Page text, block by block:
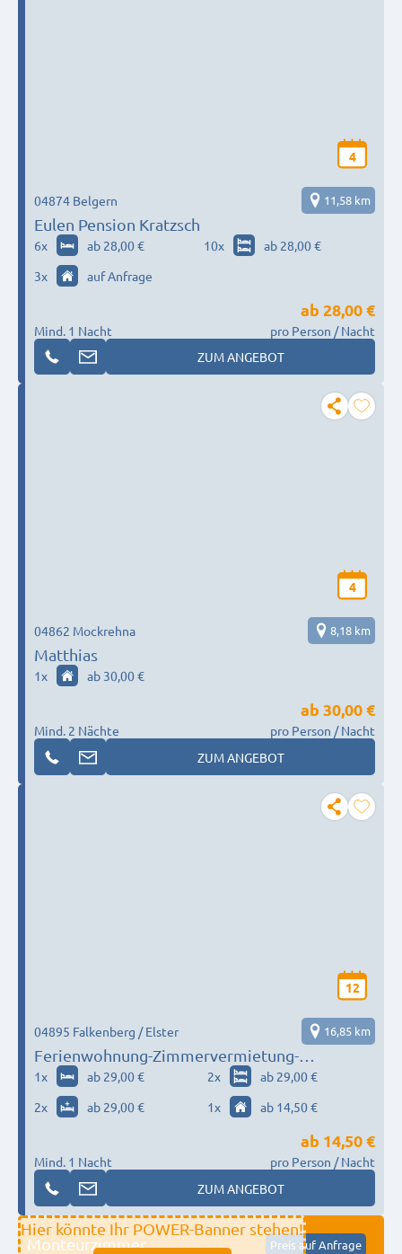
4
Eulen Pension Kratzsch
04874 Belgern 11,58 km
6x ab 28,00 € 10x
ab 28,00 €
3x auf Anfrage
Mind. 1 Nacht
ab 28,00 €
pro Person / Nacht
ZUM ANGEBOT
4
Matthias
04862 Mockrehna 8,18 km
1x ab 30,00 €
Mind. 2 Nächte
ab 30,00 €
pro Person / Nacht
ZUM ANGEBOT
12
Ferienwohnung-Zimmervermietung-
Schrödter.de
04895 Falkenberg / Elster 16,85 km
1x ab 29,00 € 2x
ab 29,00 €
2x ab 29,00 € 1x ab 14,50 €
Mind. 1 Nacht
ab 14,50 €
pro Person / Nacht
ZUM ANGEBOT
Hier könnte Ihr POWER-Banner stehen!
Monteurzimmer Preis auf Anfrage